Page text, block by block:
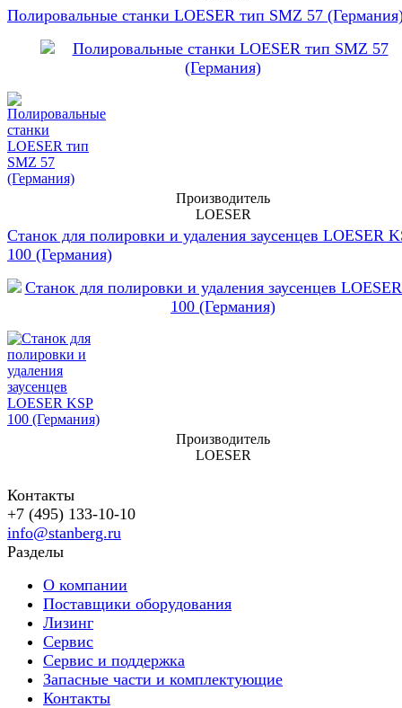
Полировальные станки LOESER тип SMZ 57
Производитель
LOESER
Станок для полировки и удаления заусенцев LOESER
100 (Германия)
Производитель
LOESER
Контакты
+7 (495) 133-10-10
info@stanberg.ru
Разделы
О компании
Поставщики оборудования
Лизинг
Сервис
Сервис и поддержка
Запасные части и комплектующие
Контакты